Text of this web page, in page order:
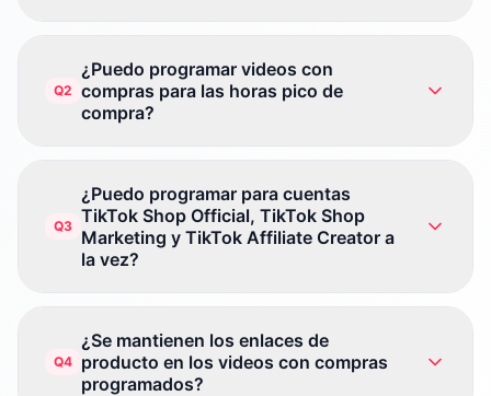
Q2
¿Puedo programar videos con
compras para las horas pico de
compra?
Q3
¿Puedo programar para cuentas
TikTok Shop Official, TikTok Shop
Marketing y TikTok Affiliate Creator a
la vez?
Q4
¿Se mantienen los enlaces de
producto en los videos con compras
programados?